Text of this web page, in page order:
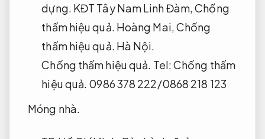
dựng. KĐT Tây Nam Linh Đàm,Chống
thấm hiệu quả. Hoàng Mai,Chống
thấm hiệu quả. Hà Nội.
Chống thấm hiệu quả. Tel:Chống thấm
hiệu quả. 0986 378 222/0868 218 123
Móng nhà.